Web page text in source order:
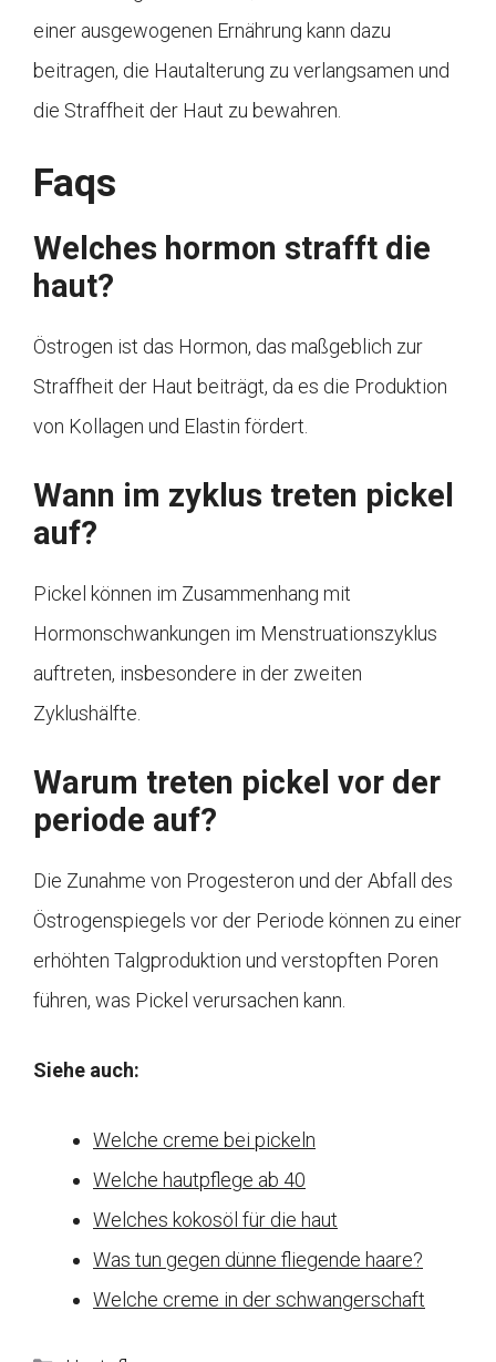
einer ausgewogenen Ernährung kann dazu
beitragen, die Hautalterung zu verlangsamen und
die Straffheit der Haut zu bewahren.
Faqs
Welches hormon strafft die
haut?
Östrogen ist das Hormon, das maßgeblich zur
Straffheit der Haut beiträgt, da es die Produktion
von Kollagen und Elastin fördert.
Wann im zyklus treten pickel
auf?
Pickel können im Zusammenhang mit
Hormonschwankungen im Menstruationszyklus
auftreten, insbesondere in der zweiten
Zyklushälfte.
Warum treten pickel vor der
periode auf?
Die Zunahme von Progesteron und der Abfall des
Östrogenspiegels vor der Periode können zu einer
erhöhten Talgproduktion und verstopften Poren
führen, was Pickel verursachen kann.
Siehe auch:
Welche creme bei pickeln
Welche hautpflege ab 40
Welches kokosöl für die haut
Was tun gegen dünne fliegende haare?
Welche creme in der schwangerschaft